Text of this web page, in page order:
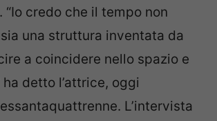
“Io credo che il tempo non
una struttura inventata da
a coincidere nello spazio e
detto l’attrice, oggi
L’intervista